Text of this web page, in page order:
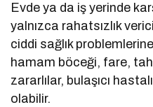
Evde ya da iş yerinde
yalnızca rahatsızlık
ciddi sağlık
hamam böceği, fare,
zararlılar, bulaşıcı
olabilir.